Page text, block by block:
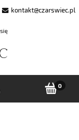
kontakt@czarswiec.pl